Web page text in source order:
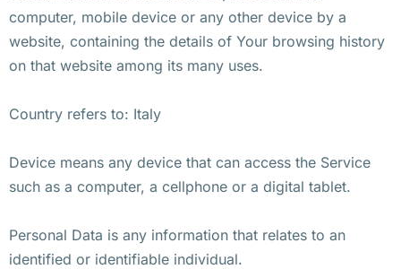
computer, mobile device or any other device by a
website, containing the details of Your browsing history
on that website among its many uses.
Country refers to: Italy
Device means any device that can access the Service
such as a computer, a cellphone or a digital tablet.
Personal Data is any information that relates to an
identified or identifiable individual.